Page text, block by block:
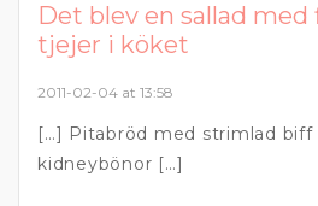
Det blev en sallad med
tjejer i köket
2011-02-04 at 13:58
[…] Pitabröd med strimlad biff
kidneybönor […]